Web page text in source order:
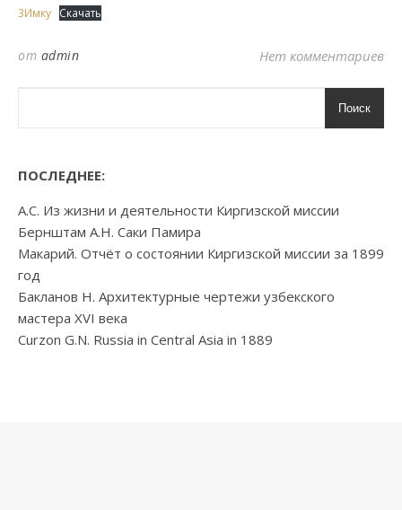
3Имку Скачать
от admin Нет комментариев
Поиск
ПОСЛЕДНЕЕ:
А.С. Из жизни и деятельности Киргизской миссии
Бернштам А.Н. Саки Памира
Макарий. Отчёт о состоянии Киргизской миссии за 1899
год
Бакланов Н. Архитектурные чертежи узбекского
мастера XVI века
Curzon G.N. Russia in Central Asia in 1889